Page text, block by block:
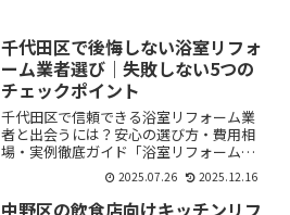
千代田区で後悔しない浴室リフォ
ーム業者選び｜失敗しない5つの
チェックポイント
千代田区で信頼できる浴室リフォーム業
者と出会うには？安心の選び方・費用相
場・実例徹底ガイド「浴室リフォームを
考えているけれど、どの業者に頼んで良
いかわからない」「費用や工期、アフタ
ーサービスも不安…」。そんな悩みを抱
2025.07.26 2025.12.16
中野区の飲食店向けキッチンリフ